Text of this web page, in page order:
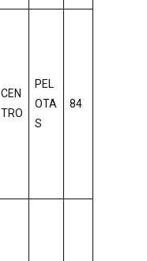
CEN
TRO
PEL
OTA
S
84